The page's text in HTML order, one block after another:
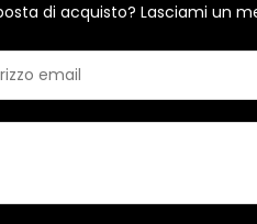
di acquisto? Lasciami un